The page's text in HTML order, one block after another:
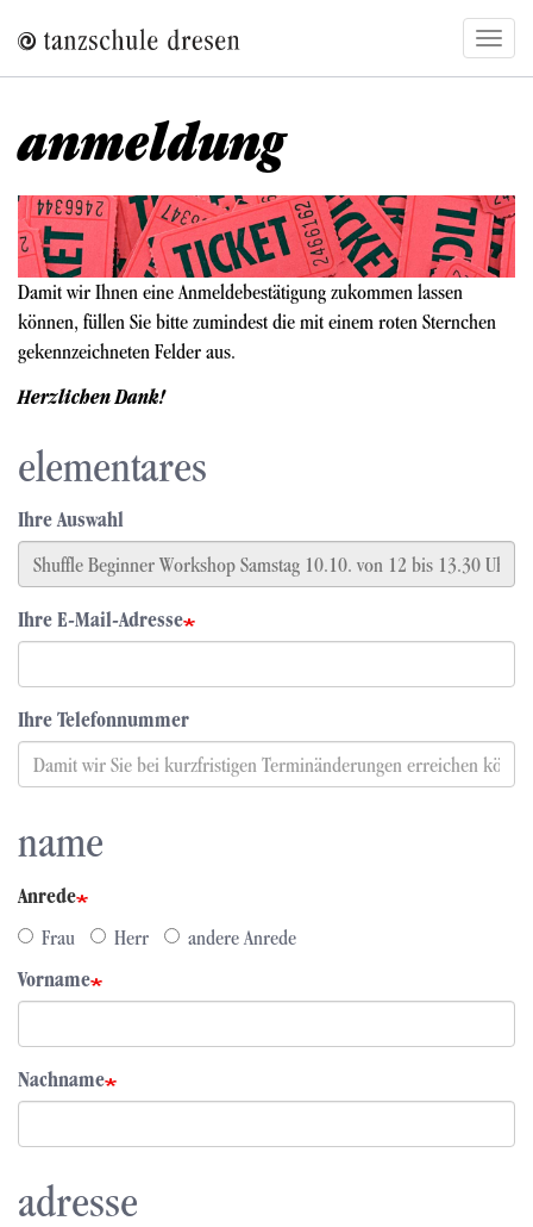
zum
Inhalt
anmeldung
Bild
Damit wir Ihnen eine Anmeldebestätigung zukommen lassen
können, füllen Sie bitte zumindest die mit einem roten Sternchen
gekennzeichneten Felder aus.
Herzlichen Dank!
elementares
Ihre Auswahl
Ihre E-Mail-Adresse
Ihre Telefonnummer
name
Anrede
Frau
Herr
andere Anrede
Vorname
Nachname
adresse